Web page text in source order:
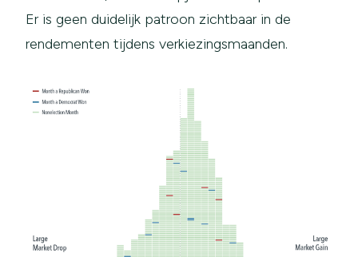
Er is geen duidelijk patroon zichtbaar in de
rendementen tijdens verkiezingsmaanden.